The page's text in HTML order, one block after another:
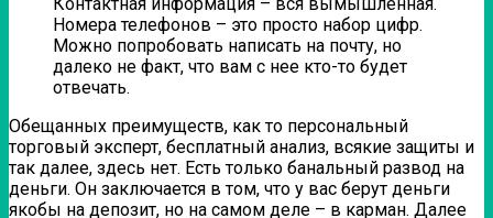
Контактная информация – вся вымышленная.
Номера телефонов – это просто набор цифр.
Можно попробовать написать на почту, но
далеко не факт, что вам с нее кто-то будет
отвечать.
Обещанных преимуществ, как то персональный
торговый эксперт, бесплатный анализ, всякие защиты и
так далее, здесь нет. Есть только банальный развод на
деньги. Он заключается в том, что у вас берут деньги
якобы на депозит, но на самом деле – в карман. Далее